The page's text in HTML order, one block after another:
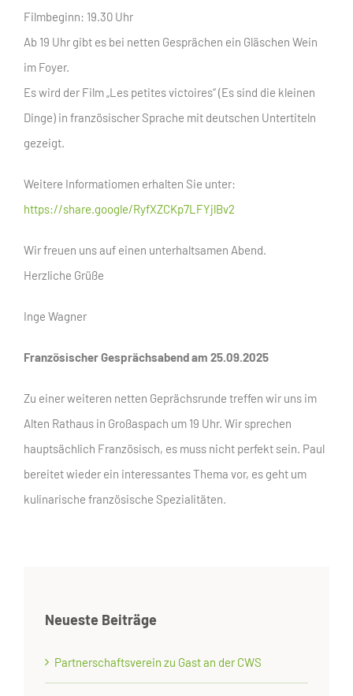
Filmbeginn: 19.30 Uhr
Ab 19 Uhr gibt es bei netten Gesprächen ein Gläschen Wein
im Foyer.
Es wird der Film „Les petites victoires“ (Es sind die kleinen
Dinge) in französischer Sprache mit deutschen Untertiteln
gezeigt.
Weitere Informatiomen erhalten Sie unter:
https://share.google/RyfXZCKp7LFYjlBv2
Wir freuen uns auf einen unterhaltsamen Abend.
Herzliche Grüße
Inge Wagner
Französischer Gesprächsabend am 25.09.2025
Zu einer weiteren netten Geprächsrunde treffen wir uns im
Alten Rathaus in Großaspach um 19 Uhr. Wir sprechen
hauptsächlich Französisch, es muss nicht perfekt sein. Paul
bereitet wieder ein interessantes Thema vor, es geht um
kulinarische französische Spezialitäten.
Neueste Beiträge
Partnerschaftsverein zu Gast an der CWS